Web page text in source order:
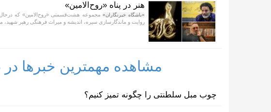
هنر در پناه «روح‌الامین»
«باشگاه خبرنگاران»مجموعه هشت‌قسمتی «روح‌الامین» که
روایت و ماندگارسازی سیره، اندیشه و میراث فرهنگی رهبر
مشاهده مهمترین خبرها
چوب مبل سلطنتی را چگونه تمیز کنیم؟